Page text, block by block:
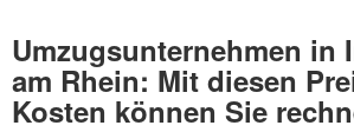
Umzugsunternehmen in
am Rhein: Mit diesen
Kosten können Sie